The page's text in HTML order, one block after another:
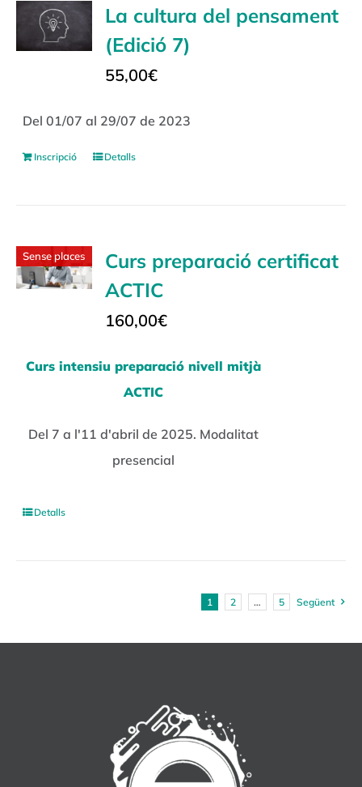
La cultura del pensament
(Edició 7)
55,00€
Del 01/07 al 29/07 de 2023
Inscripció Detalls
Sense places
Curs preparació certificat
ACTIC
160,00€
Curs intensiu preparació nivell mitjà
ACTIC
Del 7 a l'11 d'abril de 2025. Modalitat
presencial
Detalls
1 2 … 5 Següent